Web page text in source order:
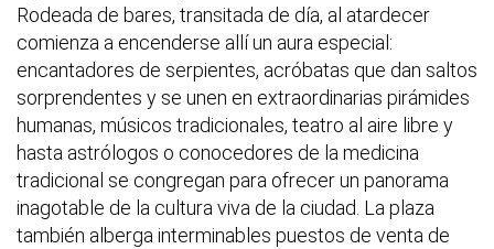
Rodeada de bares, transitada de día, al atardecer
comienza a encenderse allí un aura especial:
encantadores de serpientes, acróbatas que dan saltos
sorprendentes y se unen en extraordinarias pirámides
humanas, músicos tradicionales, teatro al aire libre y
hasta astrólogos o conocedores de la medicina
tradicional se congregan para ofrecer un panorama
inagotable de la cultura viva de la ciudad. La plaza
también alberga interminables puestos de venta de